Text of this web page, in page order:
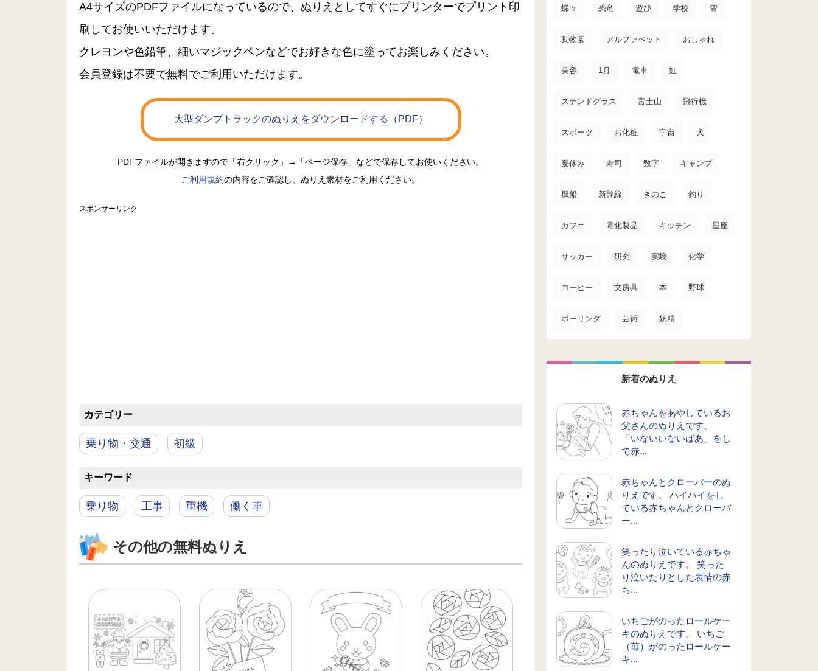
A4サイズのPDFファイルになっているので、ぬりえとしてすぐにプリンターでプリント印
刷してお使いいただけます。
クレヨンや色鉛筆、細いマジックペンなどでお好きな色に塗ってお楽しみください。
会員登録は不要で無料でご利用いただけます。
大型ダンプトラックのぬりえをダウンロードする（PDF）
PDFファイルが開きますので「右クリック」→「ページ保存」などで保存してお使いください。
ご利用規約の内容をご確認し、ぬりえ素材をご利用ください。
スポンサーリンク
カテゴリー
乗り物・交通 初級
キーワード
乗り物 工事 重機 働く車
その他の無料ぬりえ
蝶々 恐竜 遊び 学校 雪
動物園 アルファベット おしゃれ
美容 1月 電車 虹
ステンドグラス 富士山 飛行機
スポーツ お化粧 宇宙 犬
夏休み 寿司 数字 キャンプ
風船 新幹線 きのこ 釣り
カフェ 電化製品 キッチン 星座
サッカー 研究 実験 化学
コーヒー 文房具 本 野球
ボーリング 芸術 妖精
新着のぬりえ
赤ちゃんをあやしているお
父さんのぬりえです。
「いないいないばあ」をし
て赤...
赤ちゃんとクローバーのぬ
りえです。 ハイハイをし
ている赤ちゃんとクローバ
ー...
笑ったり泣いている赤ちゃ
んのぬりえです。 笑った
り泣いたりとした表情の赤
ち...
いちごがのったロールケー
キのぬりえです。 いちご
（苺）がのったロールケー
キ...